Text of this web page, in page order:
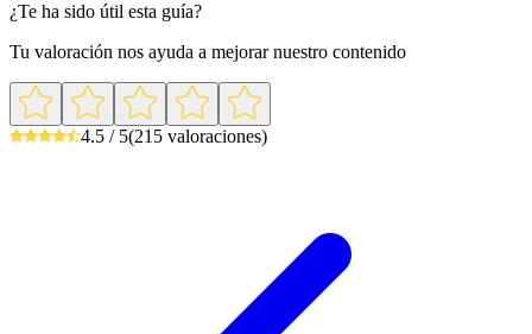
¿Te ha sido útil esta guía?
Tu valoración nos ayuda a mejorar nuestro contenido
4.5 / 5(215 valoraciones)